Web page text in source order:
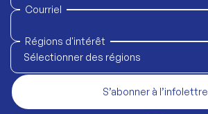
Courriel
Régions d'intérêt
Sélectionner des régions
S’abonner à l’infolettre